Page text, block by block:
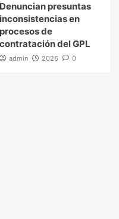
Denuncian presuntas
inconsistencias en
procesos de
contratación del GPL
admin 2026 0